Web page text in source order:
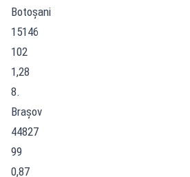
Botoșani
15146
102
1,28
8.
Brașov
44827
99
0,87